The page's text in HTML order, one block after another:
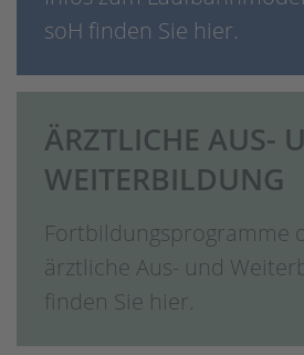
soH finden Sie hier.
ÄRZTLICHE AUS-
WEITERBILDUNG
Fortbildungsprogramme
ärztliche Aus- und
finden Sie hier.